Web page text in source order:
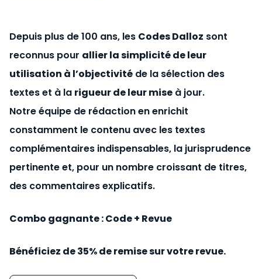
Depuis plus de 100 ans, les Codes Dalloz sont
reconnus pour allier la simplicité de leur
utilisation à l’objectivité de la sélection des
textes et à la rigueur de leur mise à jour.
Notre équipe de rédaction en enrichit
constamment le contenu avec les textes
complémentaires indispensables, la jurisprudence
pertinente et, pour un nombre croissant de titres,
des commentaires explicatifs.
Combo gagnante : Code + Revue
Bénéficiez de 35% de remise sur votre revue.